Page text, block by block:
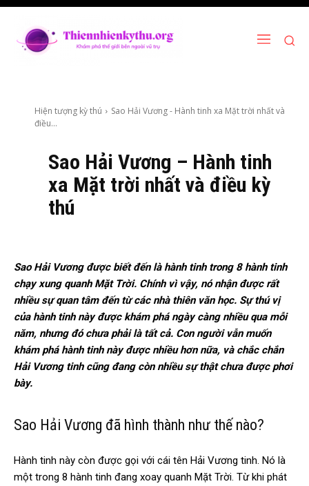
Hiện tượng kỳ thú
Sao Hải Vương - Hành tinh xa Mặt trời nhất và
điều...
Sao Hải Vương – Hành tinh
xa Mặt trời nhất và điều kỳ
thú
Sao Hải Vương được biết đến là hành tinh trong 8 hành tinh
chạy xung quanh Mặt Trời. Chính vì vậy, nó nhận được rất
nhiều sự quan tâm đến từ các nhà thiên văn học. Sự thú vị
của hành tinh này được khám phá ngày càng nhiều qua mỗi
năm, nhưng đó chưa phải là tất cả. Con người vẫn muốn
khám phá hành tinh này được nhiều hơn nữa, và chắc chắn
Hải Vương tinh cũng đang còn nhiều sự thật chưa được phơi
bày.
Sao Hải Vương đã hình thành như thế nào?
Hành tinh này còn được gọi với cái tên Hải Vương tinh. Nó là
một trong 8 hành tinh đang xoay quanh Mặt Trời. Từ khi phát